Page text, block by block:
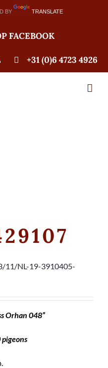
BY TRANSLATE
FACEBOOK
+31 (0)6 4723 4926
Orhan 048”